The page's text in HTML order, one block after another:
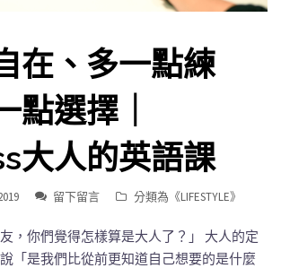
在、多一點練
點選擇｜
大人的英語課
留下留言 分類為《LIFESTYLE》
友，你們覺得怎樣算是大人了？」 大人的定
「是我們比從前更知道自己想要的是什麼